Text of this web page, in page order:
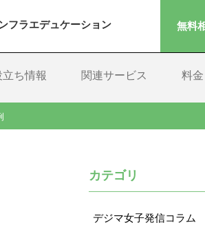
フラエデュケーション 無料
ち情報 関連サービス 料金
カテゴリ
デジマ女子発信コラム